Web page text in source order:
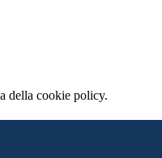
della cookie policy.